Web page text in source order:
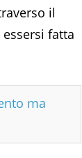
il
fatta
ma